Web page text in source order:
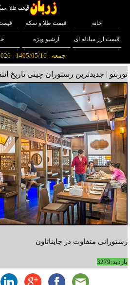
خانه قیمت طلا و سکه
قیمت ارز مبادله ای آرشیو ویژه
جمعه - 1405/05/16 - Aug 07 2026
تورنتو | جدیدترین رستوران چینی تاریخ انتشار:
رستورانی متفاوت در چایناتاون
بازدید:3279